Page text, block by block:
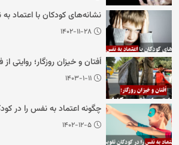
نشانه‌های کودکان با اعتماد
۱۴۰۲-۱۱-۲۸
اُفتان و خیزان روزگار؛ روایتی
۱۴۰۳-۱-۱۱
چگونه اعتماد به نفس را در
۱۴۰۲-۱۲-۵